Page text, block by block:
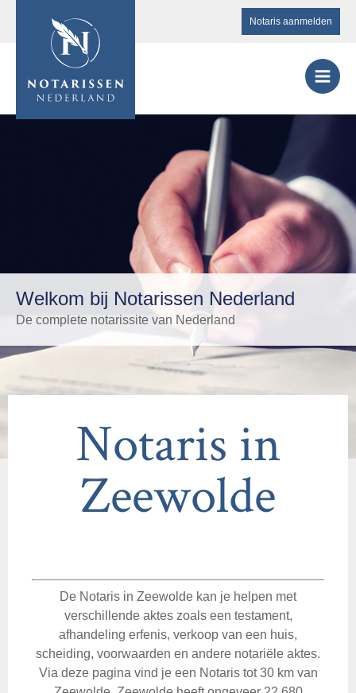
Notaris aanmelden
Welkom bij Notarissen Nederland
De complete notarissite van Nederland
Notaris in
Zeewolde
De Notaris in Zeewolde kan je helpen met
verschillende aktes zoals een testament,
afhandeling erfenis, verkoop van een huis,
scheiding, voorwaarden en andere notariële aktes.
Via deze pagina vind je een Notaris tot 30 km van